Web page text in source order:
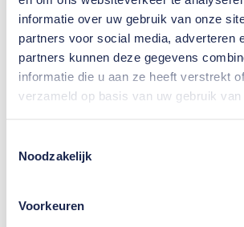
informatie over uw gebruik van onze
partners voor social media, adverteren
partners kunnen deze gegevens
informatie die u aan ze heeft verstrekt
verzameld op basis van uw gebruik
Noodzakelijk
Voorkeuren